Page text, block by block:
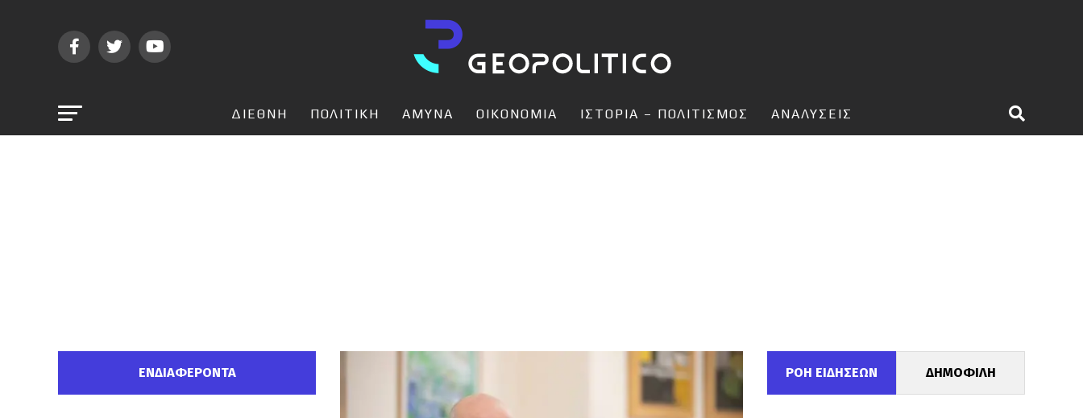
ΔΙΕΘΝΗ ΠΟΛΙΤΙΚΗ ΑΜΥΝΑ ΟΙΚΟΝΟΜΙΑ ΙΣΤΟΡΙΑ – ΠΟΛΙΤΙΣΜΟΣ ΑΝΑΛΥΣΕΙΣ
ΕΝΔΙΑΦΕΡΟΝΤΑ ΡΟΗ ΕΙΔΗΣΕΩΝ ΔΗΜΟΦΙΛΗ